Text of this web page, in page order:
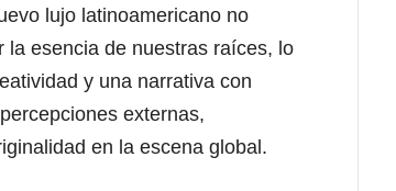
lujo latinoamericano no
la esencia de nuestras raíces, lo
y una narrativa con
externas,
en la escena global.